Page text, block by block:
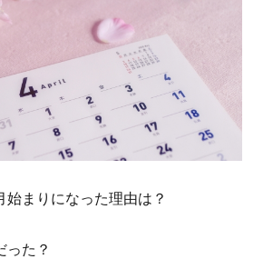
始まりになった理由は？
った？